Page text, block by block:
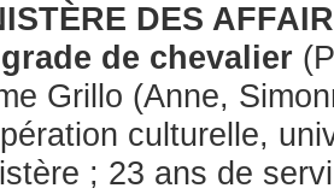
DES
de chevalier
Grillo (Anne,
culturelle,
; 23 ans de